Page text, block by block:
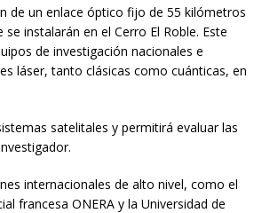
de un enlace óptico fijo de 55 kilómetros
instalarán en el Cerro El Roble. Este
de investigación nacionales e
láser, tanto clásicas como cuánticas, en
satelitales y permitirá evaluar las
internacionales de alto nivel, como el
francesa ONERA y la Universidad de